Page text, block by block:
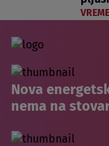
Nova
nema na